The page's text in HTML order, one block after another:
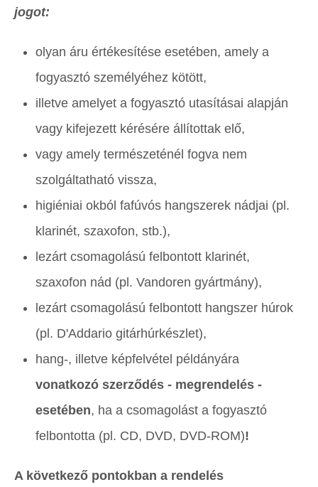
jogot:
olyan áru értékesítése esetében, amely a
fogyasztó személyéhez kötött,
illetve amelyet a fogyasztó utasításai alapján
vagy kifejezett kérésére állítottak elő,
vagy amely természeténél fogva nem
szolgáltatható vissza,
higiéniai okból fafúvós hangszerek nádjai (pl.
klarinét, szaxofon, stb.),
lezárt csomagolású felbontott klarinét,
szaxofon nád (pl. Vandoren gyártmány),
lezárt csomagolású felbontott hangszer húrok
(pl. D'Addario gitárhúrkészlet),
hang-, illetve képfelvétel példányára
vonatkozó szerződés - megrendelés -
esetében, ha a csomagolást a fogyasztó
felbontotta (pl. CD, DVD, DVD-ROM)!
A következő pontokban a rendelés